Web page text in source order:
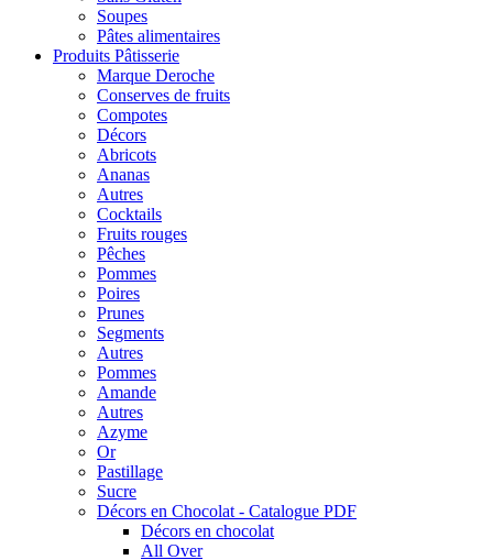
Soupes
Pâtes alimentaires
Produits Pâtisserie
Marque Deroche
Conserves de fruits
Compotes
Décors
Abricots
Ananas
Autres
Cocktails
Fruits rouges
Pêches
Pommes
Poires
Prunes
Segments
Autres
Pommes
Amande
Autres
Azyme
Or
Pastillage
Sucre
Décors en Chocolat - Catalogue PDF
Décors en chocolat
All Over